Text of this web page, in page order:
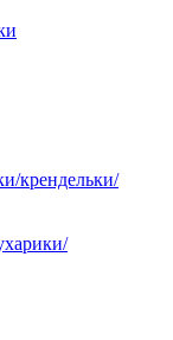
крендельки/